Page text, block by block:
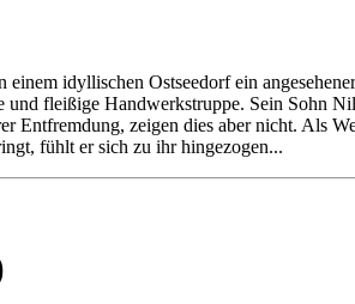
idyllischen Ostseedorf ein
fleißige Handwerkstruppe. Sein Sohn
Entfremdung, zeigen dies aber nicht.
fühlt er sich zu ihr hingezogen...